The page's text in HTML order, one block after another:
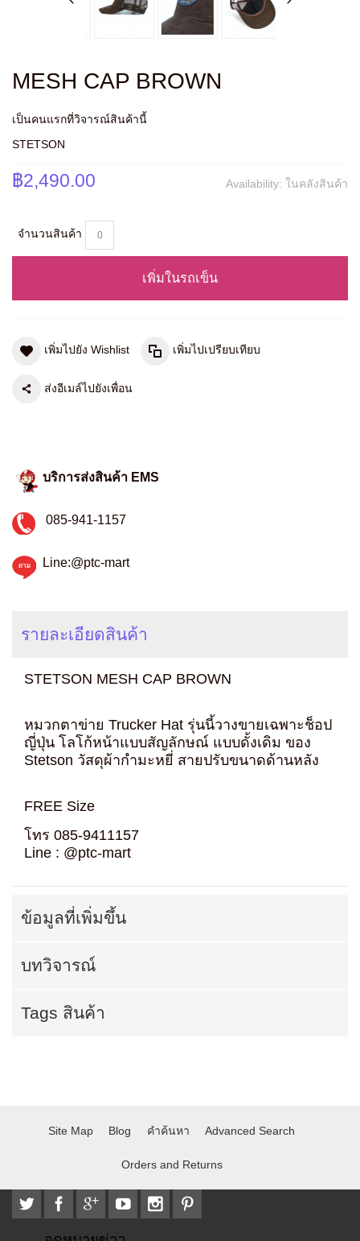
MESH CAP BROWN
เป็นคนแรกที่วิจารณ์สินค้านี้
STETSON
Availability: ในคลังสินค้า
฿2,490.00
จำนวนสินค้า
เพิ่มในรถเข็น
เพิ่มไปยัง Wishlist เพิ่มไปเปรียบเทียบ
ส่งอีเมล์ไปยังเพื่อน
บริการส่งสินค้า EMS
085-941-1157
Line:@ptc-mart
รายละเอียดสินค้า
STETSON MESH CAP BROWN
หมวกตาข่าย Trucker Hat รุ่นนี้วางขายเฉพาะช็อป
ญี่ปุ่น โลโก้หน้าแบบสัญลักษณ์ แบบดั้งเดิม ของ
Stetson วัสดุผ้ากำมะหยี่ สายปรับขนาดด้านหลัง
FREE Size
โทร 085-9411157
Line : @ptc-mart
ข้อมูลที่เพิ่มขึ้น
บทวิจารณ์
Tags สินค้า
Site Map Blog คำค้นหา Advanced Search
Orders and Returns